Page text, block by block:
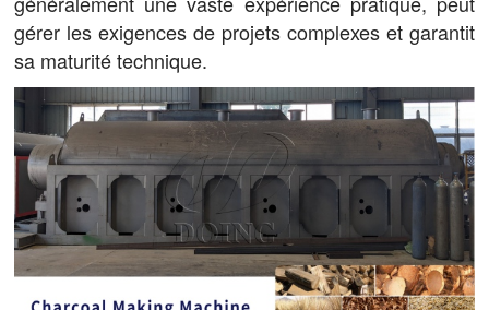
gérer les exigences de projets complexes et garantit
sa maturité technique.